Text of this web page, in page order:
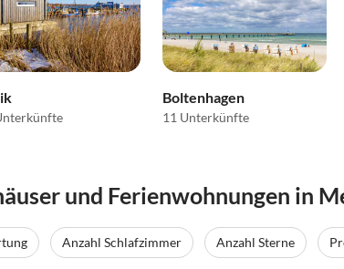
Boltenhagen
11 Unterkünfte
und Ferienwohnungen in
Anzahl Schlafzimmer Anzahl Sterne
Inserat Top-Inserat